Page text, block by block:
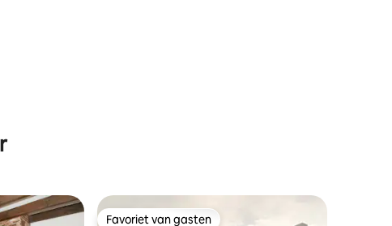
recensies
Favoriet van gasten